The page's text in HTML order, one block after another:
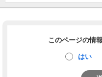
このページの情
はい